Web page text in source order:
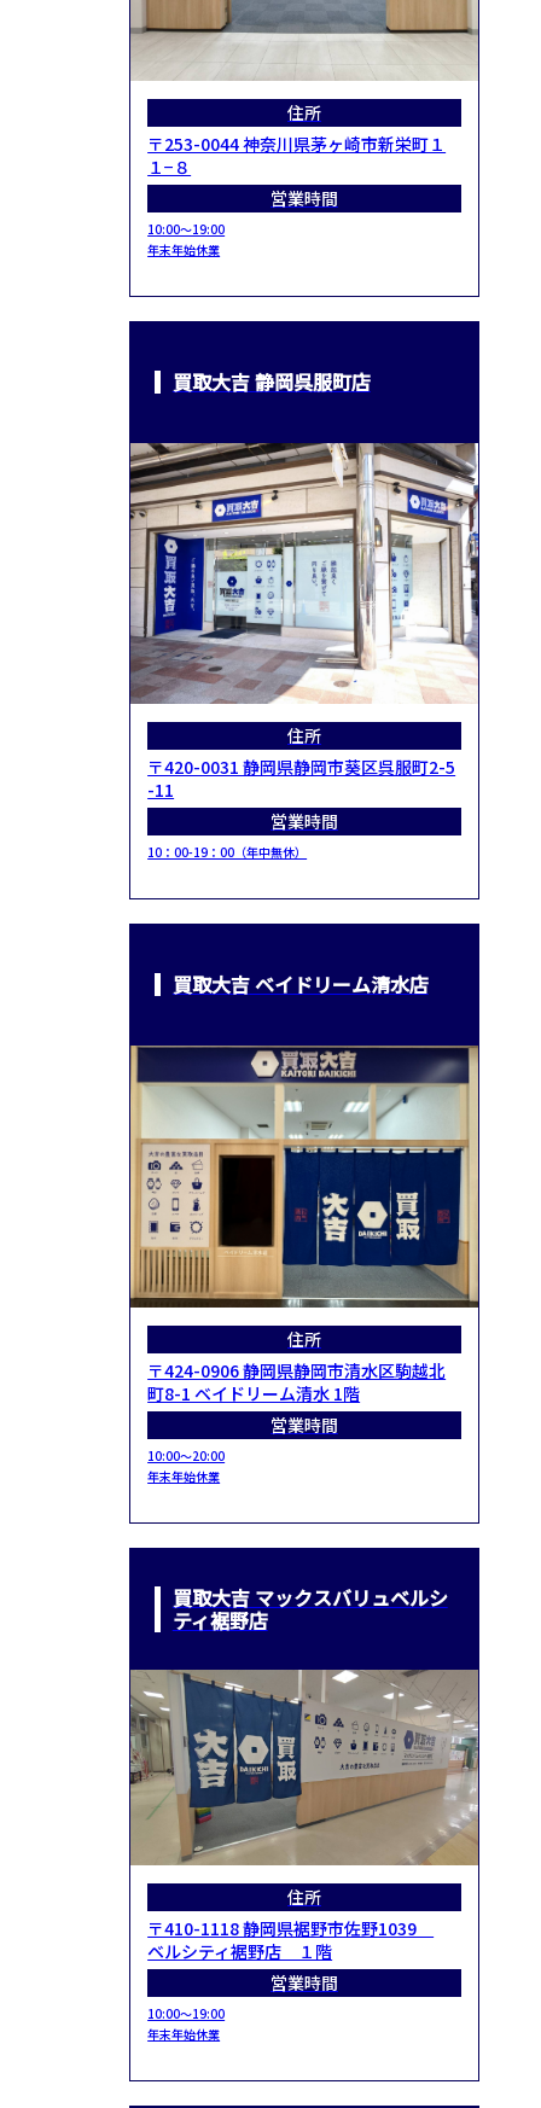
住所
〒253-0044 神奈川県茅ヶ崎市新栄町１
１−８
営業時間
10:00～19:00
年末年始休業
買取大吉 静岡呉服町店
住所
〒420-0031 静岡県静岡市葵区呉服町2-5
-11
営業時間
10：00-19：00（年中無休）
買取大吉 ベイドリーム清水店
住所
〒424-0906 静岡県静岡市清水区駒越北
町8-1 ベイドリーム清水 1階
営業時間
10:00～20:00
年末年始休業
買取大吉 マックスバリュベルシ
ティ裾野店
住所
〒410-1118 静岡県裾野市佐野1039
ベルシティ裾野店 １階
営業時間
10:00～19:00
年末年始休業